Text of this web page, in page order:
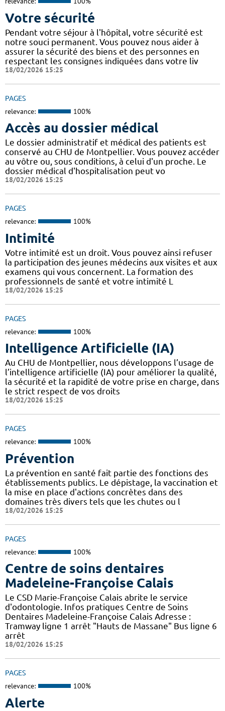
Votre sécurité
Pendant votre séjour à l'hôpital, votre sécurité est
notre souci permanent. Vous pouvez nous aider à
assurer la sécurité des biens et des personnes en
respectant les consignes indiquées dans votre liv
18/02/2026 15:25
PAGES
relevance: 100%
Accès au dossier médical
Le dossier administratif et médical des patients est
conservé au CHU de Montpellier. Vous pouvez accéder
au vôtre ou, sous conditions, à celui d'un proche. Le
dossier médical d'hospitalisation peut vo
18/02/2026 15:25
PAGES
relevance: 100%
Intimité
Votre intimité est un droit. Vous pouvez ainsi refuser
la participation des jeunes médecins aux visites et aux
examens qui vous concernent. La formation des
professionnels de santé et votre intimité L
18/02/2026 15:25
PAGES
relevance: 100%
Intelligence Artificielle (IA)
Au CHU de Montpellier, nous développons l’usage de
l’intelligence artificielle (IA) pour améliorer la qualité,
la sécurité et la rapidité de votre prise en charge, dans
le strict respect de vos droits
18/02/2026 15:25
PAGES
relevance: 100%
Prévention
La prévention en santé fait partie des fonctions des
établissements publics. Le dépistage, la vaccination et
la mise en place d'actions concrètes dans des
domaines très divers tels que les chutes ou l
18/02/2026 15:25
PAGES
relevance: 100%
Centre de soins dentaires
Madeleine-Françoise Calais
Le CSD Marie-Françoise Calais abrite le service
d'odontologie. Infos pratiques Centre de Soins
Dentaires Madeleine-Françoise Calais Adresse :
Tramway ligne 1 arrêt "Hauts de Massane" Bus ligne 6
arrêt
18/02/2026 15:25
PAGES
relevance: 100%
Alerte